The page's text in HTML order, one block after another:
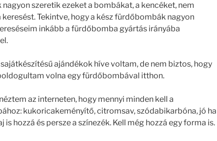
nagyon szeretik ezeket a bombákat, a kencéket, nem
keresést. Tekintve, hogy a kész fürdőbombák nagyon
inkább a fürdőbomba gyártás irányába
ajándékok híve voltam, de nem biztos, hogy
volna egy fürdőbombával itthon.
az interneten, hogy mennyi minden kell a
kukoricakeményítő, citromsav, szódabikarbóna, jó ha
is hozzá és persze a színezék. Kell még hozzá egy forma is.